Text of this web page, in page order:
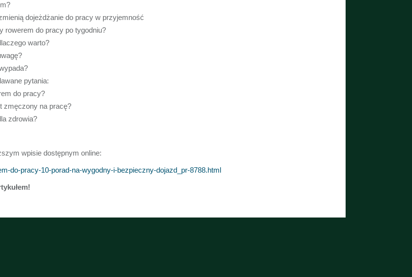
dojeżdżanie do pracy w przyjemność
rowerem do pracy po tygodniu?
warto?
pytania:
do pracy?
zmęczony na pracę?
zdrowia?
wpisie dostępnym online:
do-pracy-10-porad-na-wygodny-i-bezpieczny-dojazd_pr-8788.html